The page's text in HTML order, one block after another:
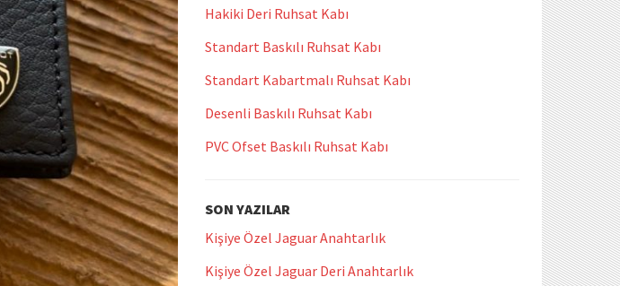
Hakiki Deri Ruhsat Kabı
Standart Baskılı Ruhsat Kabı
Standart Kabartmalı Ruhsat Kabı
Desenli Baskılı Ruhsat Kabı
PVC Ofset Baskılı Ruhsat Kabı
SON YAZILAR
Kişiye Özel Jaguar Anahtarlık
Kişiye Özel Jaguar Deri Anahtarlık